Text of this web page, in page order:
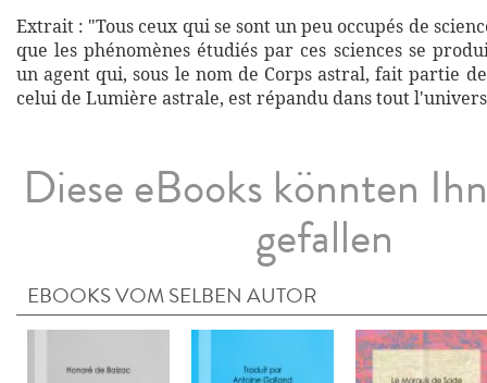
Extrait : "Tous ceux qui se sont un peu occupés de
que les phénomènes étudiés par ces sciences se
un agent qui, sous le nom de Corps astral, fait partie
celui de Lumière astrale, est répandu dans tout
Diese eBooks könnten
gefallen
EBOOKS VOM SELBEN AUTOR